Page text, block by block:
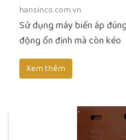
hansinco.com.vn
Sử dụng máy biến áp
động ổn định mà còn kéo
Xem thêm